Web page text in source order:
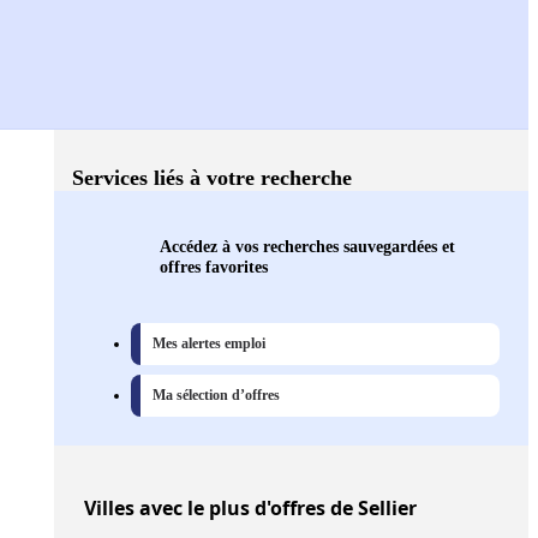
Services liés à votre recherche
Accédez à vos recherches sauvegardées et
offres favorites
Mes alertes emploi
Ma sélection d’offres
Villesavec le plus d'offres de Sellier